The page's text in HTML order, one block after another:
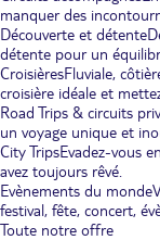
manquer des
Découverte et détente
détente pour un
CroisièresFluviale,
croisière idéale et
Road Trips & circuits
un voyage unique et
City TripsEvadez-vous
avez toujours rêvé.
Evènements du monde
festival, fête, concert,
Toute notre offre